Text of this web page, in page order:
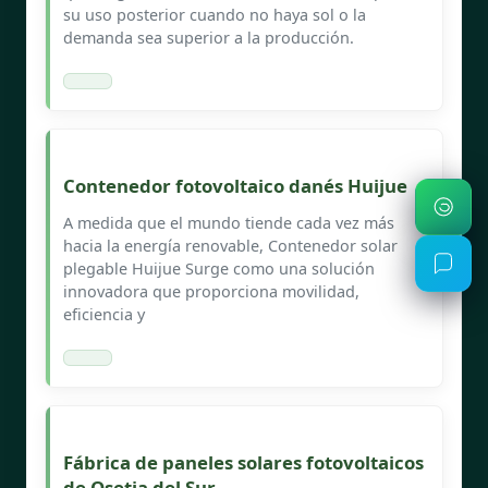
su uso posterior cuando no haya sol o la
demanda sea superior a la producción.
Contenedor fotovoltaico danés Huijue
A medida que el mundo tiende cada vez más
hacia la energía renovable, Contenedor solar
plegable Huijue Surge como una solución
innovadora que proporciona movilidad,
eficiencia y
Fábrica de paneles solares fotovoltaicos